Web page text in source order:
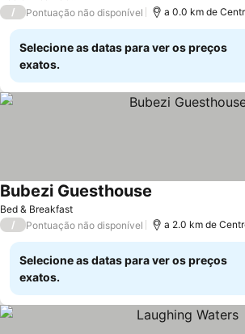
/ Pontuação não disponível a 0.0 km de
Selecione as datas para ver os preços
exatos.
Bed & Breakfast
Bubezi Guesthouse
/ Pontuação não disponível a 2.0 km de
Selecione as datas para ver os preços
exatos.